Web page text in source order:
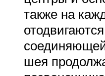
также на
шея